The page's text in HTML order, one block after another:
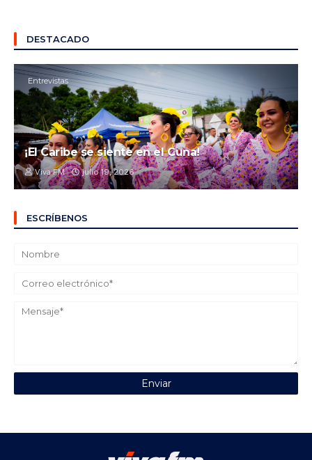
DESTACADO
Entrevistas
¡El Caribe se siente en el Cuna!
Viva FM julio 19, 2026
ESCRÍBENOS